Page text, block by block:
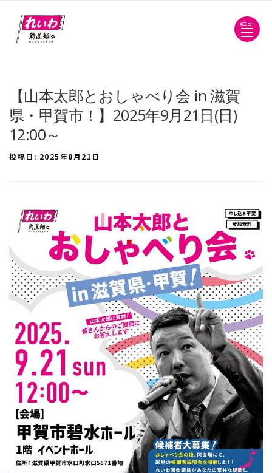
メニュー
【山本太郎とおしゃべり会 in 滋賀
県・甲賀市！】2025年9月21日(日)
12:00～
投稿日: 2025年8月21日